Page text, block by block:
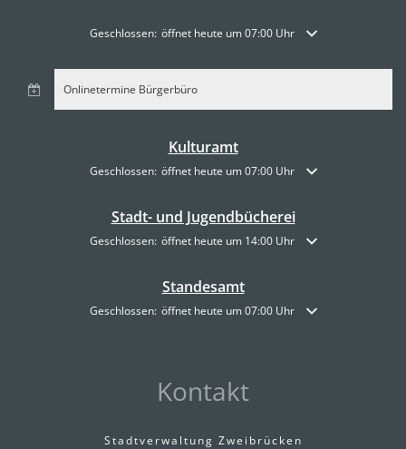
Klicken, um weitere Öffnungs- oder Schließzeiten
Geschlossen: öffnet heute um 07:00 Uhr
Onlinetermine Bürgerbüro
Kulturamt
Klicken, um weitere Öffnungs- oder Schließzeiten
Geschlossen: öffnet heute um 07:00 Uhr
Stadt- und Jugendbücherei
Klicken, um weitere Öffnungs- oder Schließzeiten
Geschlossen: öffnet heute um 14:00 Uhr
Standesamt
Klicken, um weitere Öffnungs- oder Schließzeiten
Geschlossen: öffnet heute um 07:00 Uhr
Kontakt
Stadtverwaltung Zweibrücken